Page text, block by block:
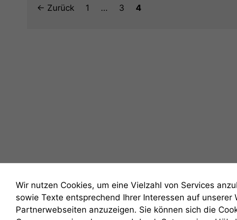
← Zurück Seite
1 … Seite
3 Seite
4
Wir nutzen Cookies, um eine Vielzahl von Services
sowie Texte entsprechend Ihrer Interessen auf unserer
Partnerwebseiten anzuzeigen. Sie können sich die